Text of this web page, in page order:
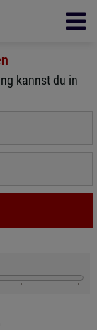
kannst du in